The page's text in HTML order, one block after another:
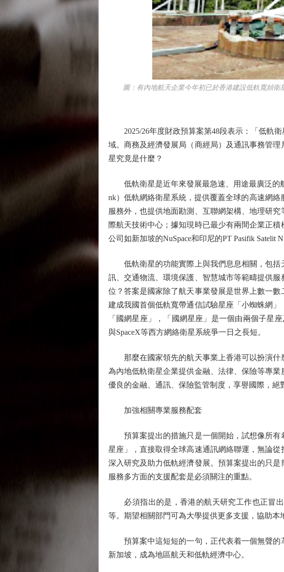
圖：有內地航天企業今年初已於香港建設低軌寬頻衛
2025/26年度財政預算案第48段表示：「低軌衛
域。商務及經濟發展局（商經局）及通訊事務管
星究竟是什麼？
低軌衛星是近年來發展最急速、用途最廣泛的
nk）低軌網絡衛星系統，提供覆蓋全球的高速網
服務外，也提供地面勘測、互聯網架構、地理研
際航天技術中心；據知現時已最少有兩間企業正
公司如新加坡的NuSpace和印尼的PT Pasifik Satelit
低軌衛星的功能實際上與我們息息相關，包括
訊、交通物流、環境保護、智慧城市等範疇提供
位？答案是國家除了航天事業發展是世界上數一
建成我國首個低軌寬帶通信試驗星座「小蜘蛛網
「國網星座」，「國網星座」是一個由兩個子星
與SpaceX等西方網絡衛星系統爭一日之長短。
那麼在國家領先的航天事業上香港可以扮演什
為內地低軌衛星企業提供金融、法律、保險等專
優良的金融、通訊、保險監管制度，享譽國際，絕
加強相關專業服務配套
預算案提出的措施只是一個開始，試想像所有
星座」，直接取得全球高速通訊網絡聯運，無論
深入研究及助力低軌經濟發展。預算案提出的只
服務多方面的支援配套是必須關注的重點。
必須指出的是，香港的航天研究工作也正冒出
等。期望相關部門可為大學提供更多支援，協助本
預算案中這短短的一句，正代表着一個無聲的
新加坡，成為地區航天和低軌經濟中心。